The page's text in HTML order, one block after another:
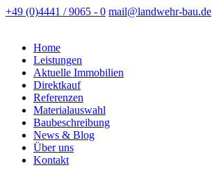
+49 (0)4441 / 9065 - 0 mail@landwehr-bau.de
Home
Leistungen
Aktuelle Immobilien
Direktkauf
Referenzen
Materialauswahl
Baubeschreibung
News & Blog
Über uns
Kontakt